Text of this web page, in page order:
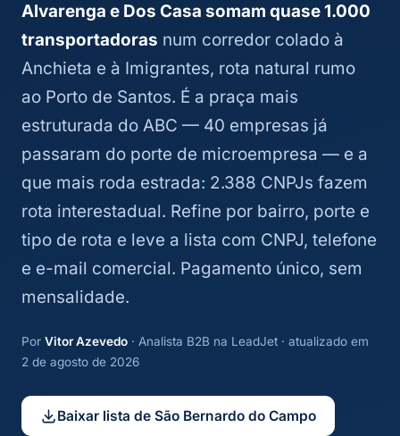
Alvarenga e Dos Casa somam quase 1.000
transportadoras num corredor colado à
Anchieta e à Imigrantes, rota natural rumo
ao Porto de Santos. É a praça mais
estruturada do ABC — 40 empresas já
passaram do porte de microempresa — e a
que mais roda estrada: 2.388 CNPJs fazem
rota interestadual. Refine por bairro, porte e
tipo de rota e leve a lista com CNPJ, telefone
e e-mail comercial. Pagamento único, sem
mensalidade.
Por Vitor Azevedo · Analista B2B na LeadJet · atualizado em
2 de agosto de 2026
Baixar lista de São Bernardo do Campo